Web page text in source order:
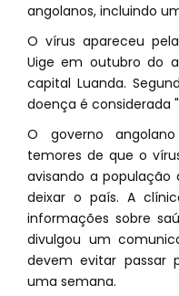
angolanos, incluindo
O vírus apareceu
Uige em outubro do
capital Luanda.
doença é considerada
O governo
temores de que o
avisando a população
deixar o país. A
informações sobre
divulgou um
devem evitar passar
uma semana.